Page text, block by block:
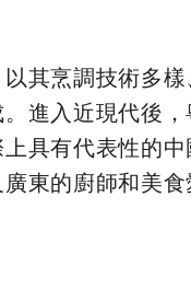
其烹調技術多
進入近現代後
具有代表性的中
東的廚師和美